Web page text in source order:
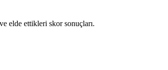
elde ettikleri skor sonuçları.